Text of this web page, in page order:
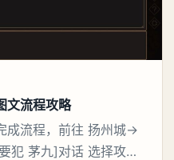
文流程攻略
成流程，前往 扬州城→
犯 茅九]对话 选择攻